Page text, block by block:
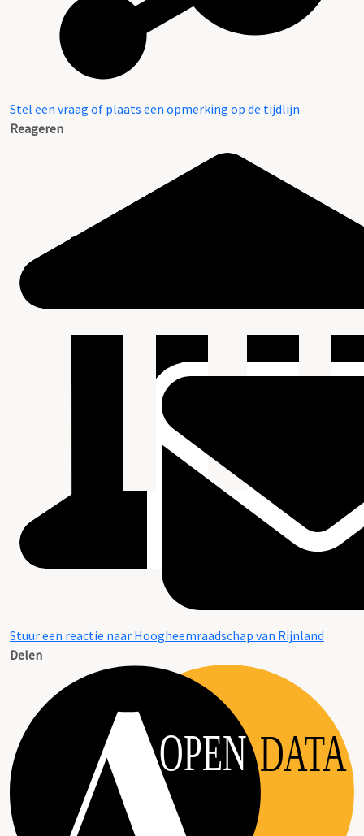
Stel een vraag of plaats een opmerking op de tijdlijn
Reageren
Stuur een reactie naar Hoogheemraadschap van Rijnland
Delen
OPEN DATA